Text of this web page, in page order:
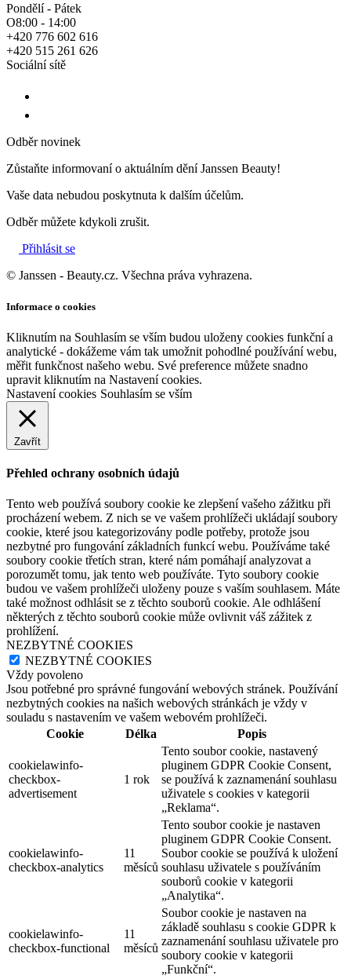
Pondělí - Pátek
O8:00 - 14:00
+420 776 602 616
+420 515 261 626
Sociální sítě
Odběr novinek
Zůstaňte informovaní o aktuálním dění Janssen Beauty!
Vaše data nebudou poskytnuta k dalším účelům.
Odběr můžete kdykoli zrušit.
Přihlásit se
© Janssen - Beauty.cz. Všechna práva vyhrazena.
Informace o cookies
Kliknutím na Souhlasím se vším budou uloženy cookies funkční a
analytické - dokážeme vám tak umožnit pohodlné používání webu,
měřit funkčnost našeho webu. Své preference můžete snadno
upravit kliknutím na Nastavení cookies.
Nastavení cookies Souhlasím se vším
Zavřít
Přehled ochrany osobních údajů
Tento web používá soubory cookie ke zlepšení vašeho zážitku při
procházení webem. Z nich se ve vašem prohlížeči ukládají soubory
cookie, které jsou kategorizovány podle potřeby, protože jsou
nezbytné pro fungování základních funkcí webu. Používáme také
soubory cookie třetích stran, které nám pomáhají analyzovat a
porozumět tomu, jak tento web používáte. Tyto soubory cookie
budou ve vašem prohlížeči uloženy pouze s vaším souhlasem. Máte
také možnost odhlásit se z těchto souborů cookie. Ale odhlášení
některých z těchto souborů cookie může ovlivnit váš zážitek z
prohlížení.
NEZBYTNÉ COOKIES
NEZBYTNÉ COOKIES
Vždy povoleno
Jsou potřebné pro správné fungování webových stránek. Používání
nezbytných cookies na našich webových stránkách je vždy v
souladu s nastavením ve vašem webovém prohlížeči.
Cookie
Délka Popis
cookielawinfo-
checkbox-
advertisement
1 rok
Tento soubor cookie, nastavený
pluginem GDPR Cookie Consent,
se používá k zaznamenání souhlasu
uživatele s cookies v kategorii
„Reklama“.
cookielawinfo-
checkbox-analytics
11
měsíců
Tento soubor cookie je nastaven
pluginem GDPR Cookie Consent.
Soubor cookie se používá k uložení
souhlasu uživatele s používáním
souborů cookie v kategorii
„Analytika“.
cookielawinfo-
checkbox-functional
11
měsíců
Soubor cookie je nastaven na
základě souhlasu s cookie GDPR k
zaznamenání souhlasu uživatele pro
soubory cookie v kategorii
„Funkční“.